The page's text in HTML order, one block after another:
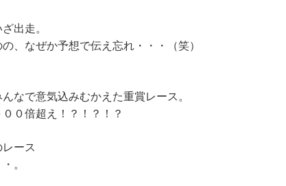
出走。
、なぜか予想で伝え忘れ・・・（笑）
なで意気込みむかえた重賞レース。
０倍超え！？！？！？
ース
。